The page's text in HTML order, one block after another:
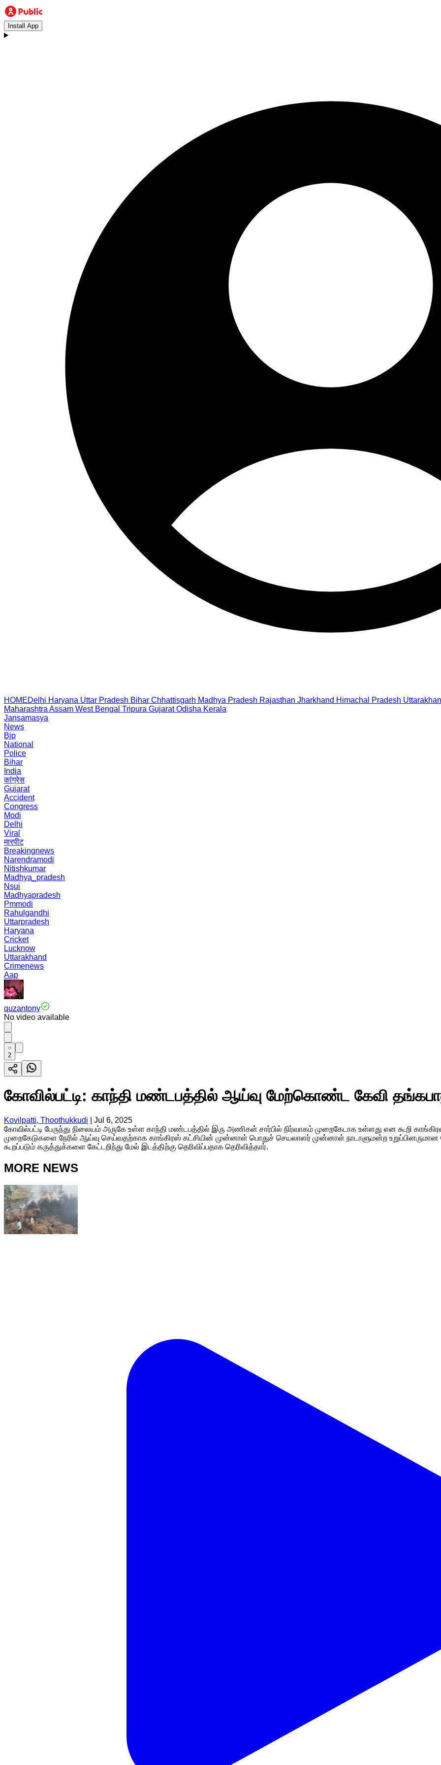
Install App
HOMEDelhi Haryana Uttar Pradesh Bihar Chhattisgarh Madhya Pradesh Rajasthan Jharkhand Himachal Pradesh
Maharashtra Assam West Bengal Tripura Gujarat Odisha Kerala
Jansamasya
News
Bjp
National
Police
Bihar
India
कांग्रेस
Gujarat
Accident
Congress
Modi
Delhi
Viral
मारपीट
Breakingnews
Narendramodi
Nitishkumar
Madhya_pradesh
Nsui
Madhyapradesh
Pmmodi
Rahulgandhi
Uttarpradesh
Haryana
Cricket
Lucknow
Uttarakhand
Crimenews
Aap
quzantony
No video available
2
கோவில்பட்டி: காந்தி மண்டபத்தில் ஆய்வு மேற்கொண்ட கேவி
Kovilpatti, Thoothukkudi
Jul 6, 2025
கோவில்பட்டி பேருந்து நிலையம் அருகே உள்ள காந்தி மண்டபத்தில் இரு அணிகள் சார்பில் நிர்வாகம் முறைகேடாக உள்ளது என கூறி
முறைகேடுகளை நேரில் ஆய்வு செய்வதற்காக காங்கிரஸ் கட்சியின் முன்னாள் பொதுச் செயலாளர் முன்னாள் நாடாளுமன்ற
கூறப்படும் கருத்துக்களை கேட்டறிந்து மேல் இடத்திற்கு தெரிவிப்பதாக தெரிவித்தார்.
MORE NEWS